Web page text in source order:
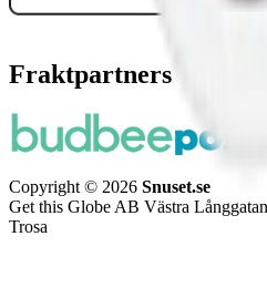
Fraktpartners
Copyright © 2026 Snuset.se
Get this Globe AB Västra
Trosa